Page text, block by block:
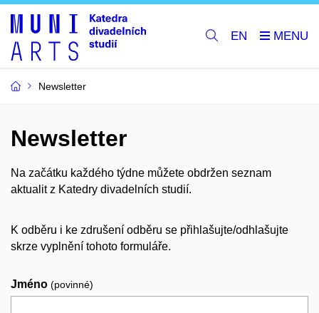
EN
Newsletter
Newsletter
Na začátku každého týdne můžete obdržen seznam
aktualit z Katedry divadelních studií.
K odběru i ke zdrušení odběru se přihlašujte/odhlašujte
skrze vyplnění tohoto formuláře.
Jméno (povinné)